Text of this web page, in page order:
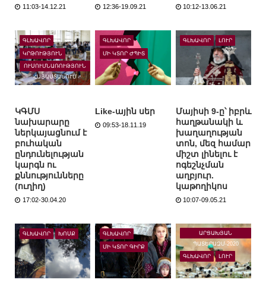
11:03-14.12.21 12:36-19.09.21 10:12-13.06.21
ԳԼԽԱՎՈՐ
ԿՐԹՈՒԹՅՈՒՆ
ՈՒՍՈՒՄՆԱՌՈՒԹՅՈՒՆ
ՀԱՅԱՍՏԱՆՈՒՄ
ԿԳՄՍ
նախարարը
ներկայացնում է
բուհական
ընդունելության
կարգն ու
քննությունները
(ուղիղ)
17:02-30.04.20
ԳԼԽԱՎՈՐ
ՄԻ ԿՏՈՐ ԺՊԻՏ
Like-ային սեր
09:53-18.11.19
ԳԼԽԱՎՈՐ ԼՈՒՐ
Մայիսի 9-ը՝ իբրև
հաղթանակի և
խաղաղության
տոն, մեզ համար
միշտ լինելու է
ոգեշնչման
աղբյուր.
կաթողիկոս
10:07-09.05.21
ԳԼԽԱՎՈՐ ԽՈՍՔ ԳԼԽԱՎՈՐ
ՄԻ ԿՏՈՐ ԳԻՐՔ
ԱՐՑԱԽՅԱՆ
ՊԱՏԵՐԱԶՄ-2020
ԳԼԽԱՎՈՐ ԼՈՒՐ